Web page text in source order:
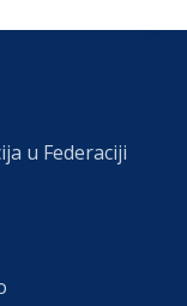
u Federaciji